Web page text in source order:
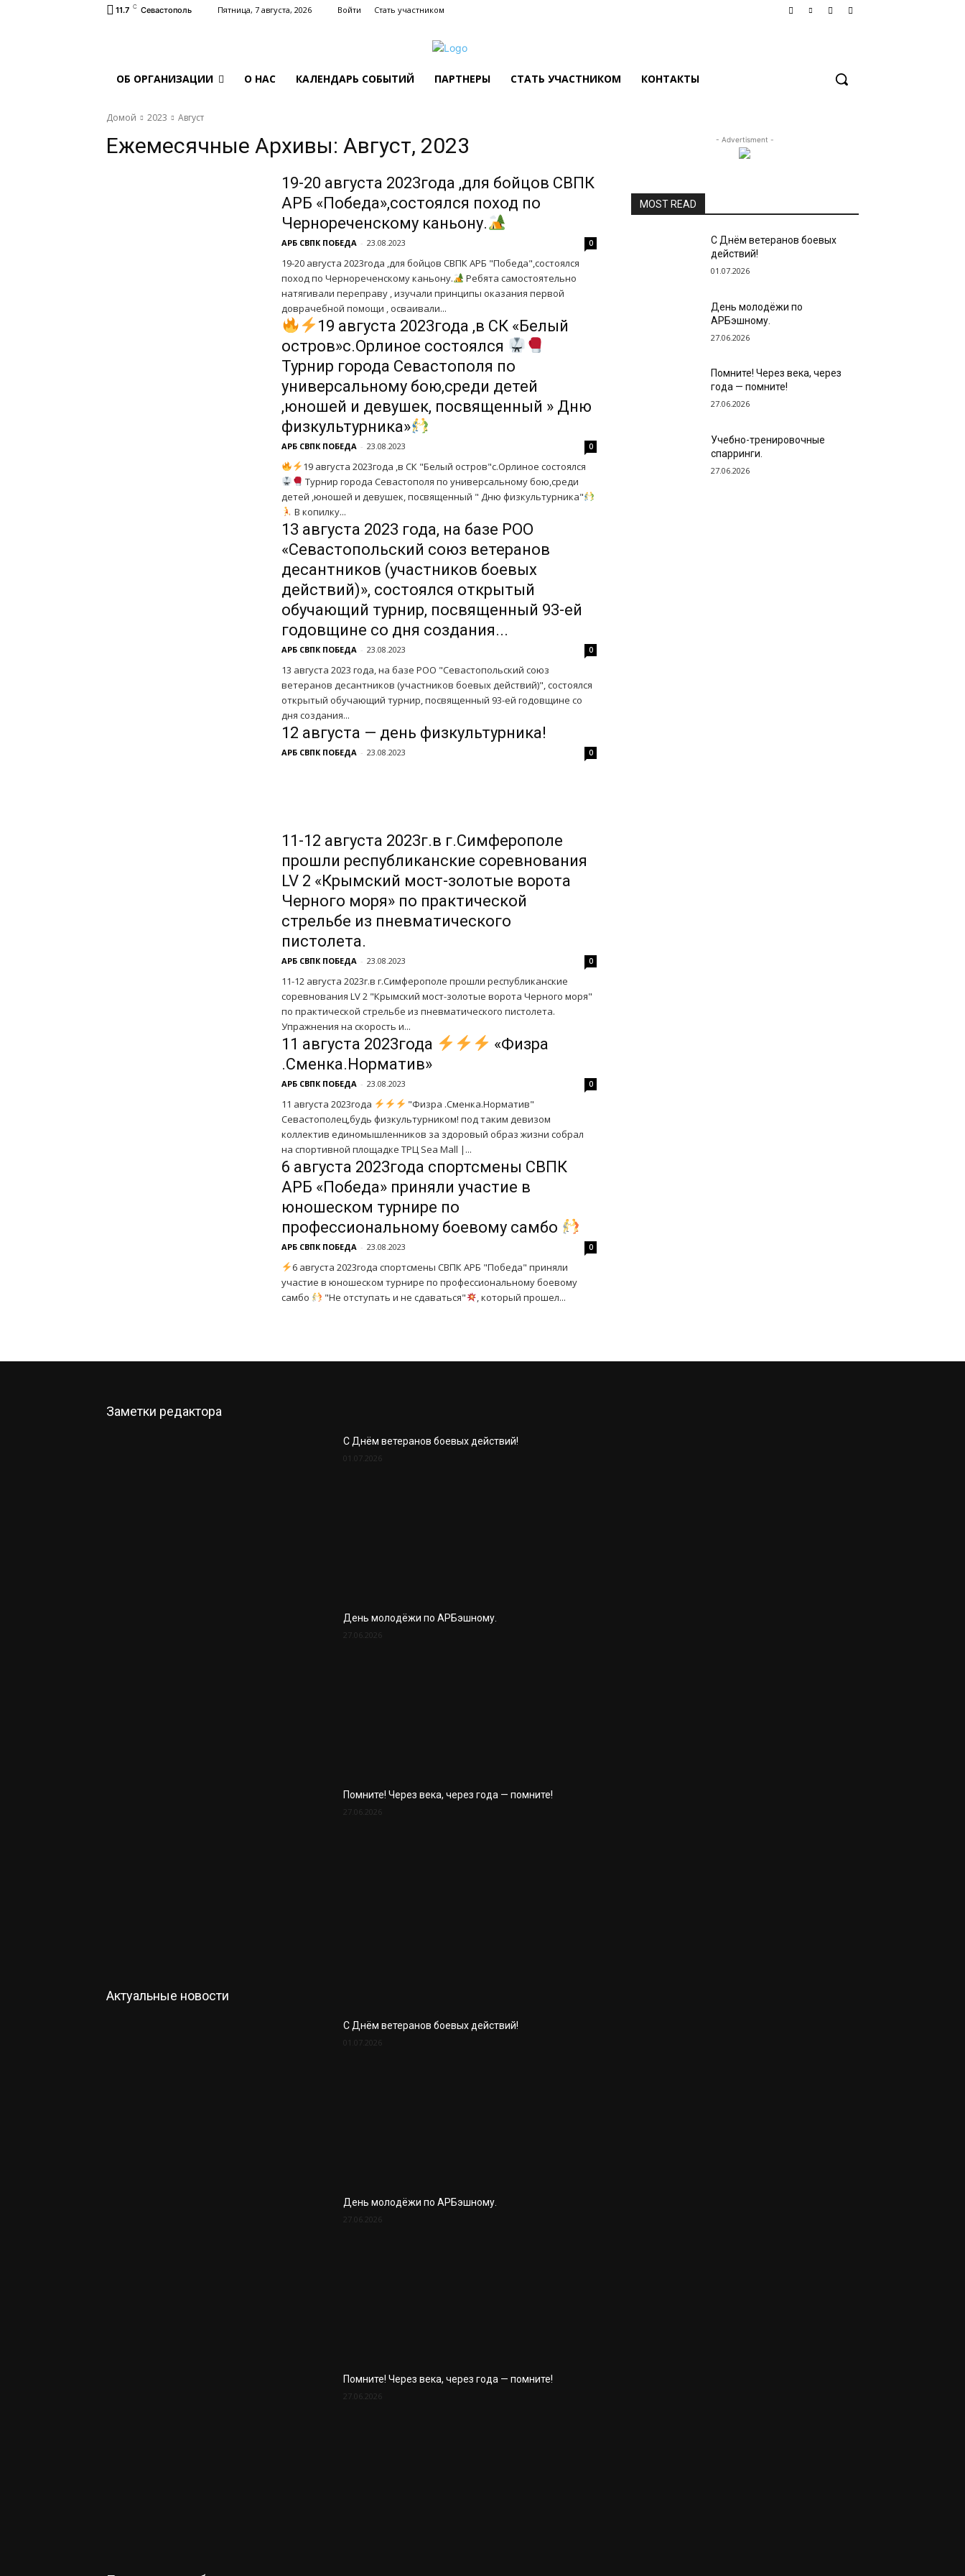
11.7 C Севастополь Пятница, 7 августа, 2026 Войти Стать участником
ОБ ОРГАНИЗАЦИИ О НАС КАЛЕНДАРЬ СОБЫТИЙ ПАРТНЕРЫ СТАТЬ УЧАСТНИКОМ КОНТАКТЫ
Домой 2023 Август
Ежемесячные Архивы: Август, 2023
19-20 августа 2023года ,для бойцов СВПК
АРБ «Победа»,состоялся поход по
Чернореченскому каньону.
АРБ СВПК ПОБЕДА - 23.08.2023 0
19-20 августа 2023года ,для бойцов СВПК АРБ "Победа",состоялся
поход по Чернореченскому каньону.
натягивали переправу , изучали принципы оказания первой
доврачебной помощи , осваивали...
19 августа 2023года ,в СК «Белый
остров»с.Орлиное состоялся
Турнир города Севастополя по
универсальному бою,среди детей
,юношей и девушек, посвященный » Дню
физкультурника»
АРБ СВПК ПОБЕДА - 23.08.2023 0
19 августа 2023года ,в СК "Белый остров"с.Орлиное состоялся
Турнир города Севастополя по универсальному бою,среди
детей ,юношей и девушек, посвященный " Дню физкультурника"
В копилку...
13 августа 2023 года, на базе РОО
«Севастопольский союз ветеранов
десантников (участников боевых
действий)», состоялся открытый
обучающий турнир, посвященный 93-ей
годовщине со дня создания...
АРБ СВПК ПОБЕДА - 23.08.2023 0
13 августа 2023 года, на базе РОО "Севастопольский союз
ветеранов десантников (участников боевых действий)", состоялся
открытый обучающий турнир, посвященный 93-ей годовщине со
дня создания...
12 августа — день физкультурника!
АРБ СВПК ПОБЕДА - 23.08.2023 0
11-12 августа 2023г.в г.Симферополе
прошли республиканские соревнования
LV 2 «Крымский мост-золотые ворота
Черного моря» по практической
стрельбе из пневматического
пистолета.
АРБ СВПК ПОБЕДА - 23.08.2023 0
11-12 августа 2023г.в г.Симферополе прошли республиканские
соревнования LV 2 "Крымский мост-золотые ворота Черного моря"
по практической стрельбе из пневматического пистолета.
Упражнения на скорость и...
11 августа 2023года
«Физра
.Сменка.Норматив»
АРБ СВПК ПОБЕДА - 23.08.2023 0
11 августа 2023года
"Физра .Сменка.Норматив"
Севастополец,будь физкультурником! под таким девизом
коллектив единомышленников за здоровый образ жизни собрал
на спортивной площадке ТРЦ Sea Mall |...
6 августа 2023года спортсмены СВПК
АРБ «Победа» приняли участие в
юношеском турнире по
профессиональному боевому самбо
АРБ СВПК ПОБЕДА - 23.08.2023 0
6 августа 2023года спортсмены СВПК АРБ "Победа" приняли
участие в юношеском турнире по профессиональному боевому
самбо
"Не отступать и не сдаваться" , который прошел...
- Advertisment -
MOST READ
С Днём ветеранов боевых
действий!
01.07.2026
День молодёжи по
АРБэшному.
27.06.2026
Помните! Через века, через
года — помните!
27.06.2026
Учебно-тренировочные
спарринги.
27.06.2026
Заметки редактора
С Днём ветеранов боевых действий!
01.07.2026
День молодёжи по АРБэшному.
27.06.2026
Помните! Через века, через года — помните!
27.06.2026
Актуальные новости
С Днём ветеранов боевых действий!
01.07.2026
День молодёжи по АРБэшному.
27.06.2026
Помните! Через века, через года — помните!
27.06.2026